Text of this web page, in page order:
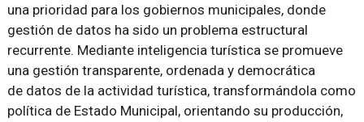
una prioridad para los gobiernos municipales, donde
gestión de datos ha sido un problema estructural
recurrente. Mediante inteligencia turística se promueve
una gestión transparente, ordenada y democrática
de datos de la actividad turística, transformándola como
política de Estado Municipal, orientando su producción,